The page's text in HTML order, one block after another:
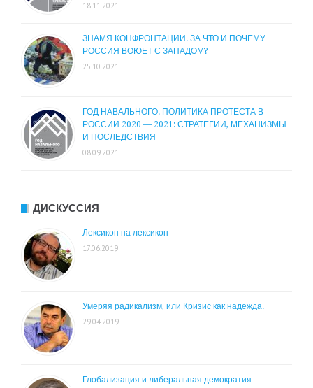
18.11.2021
ЗНАМЯ КОНФРОНТАЦИИ. ЗА ЧТО И ПОЧЕМУ
РОССИЯ ВОЮЕТ С ЗАПАДОМ?
25.10.2021
ГОД НАВАЛЬНОГО. ПОЛИТИКА ПРОТЕСТА В
РОССИИ 2020 — 2021: СТРАТЕГИИ, МЕХАНИЗМЫ
И ПОСЛЕДСТВИЯ
08.09.2021
ДИСКУССИЯ
Лексикон на лексикон
17.06.2019
Умеряя радикализм, или Кризис как надежда.
29.04.2019
Глобализация и либеральная демократия